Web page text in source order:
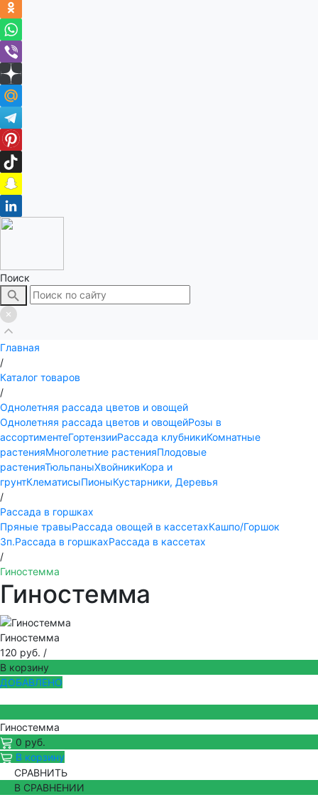
Поиск
Главная
/
Каталог товаров
/
Однолетняя рассада цветов и овощей
Однолетняя рассада цветов и овощейРозы в
ассортиментеГортензииРассада клубникиКомнатные
растенияМноголетние растенияПлодовые
растенияТюльпаныХвойникиКора и
грунтКлематисыПионыКустарники, Деревья
/
Рассада в горшках
Пряные травыРассада овощей в кассетахКашпо/Горшок
3п.Рассада в горшкахРассада в кассетах
/
Гиностемма
Гиностемма
Гиностемма
120 руб. /
В корзину
ДОБАВЛЕНО
Гиностемма
0 руб.
В корзину
СРАВНИТЬ
В СРАВНЕНИИ